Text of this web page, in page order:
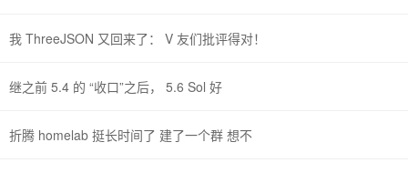
我 ThreeJSON 又回来了： V 友们批评得对！
继之前 5.4 的 “收口”之后， 5.6 Sol 好
折腾 homelab 挺长时间了 建了一个群 想不